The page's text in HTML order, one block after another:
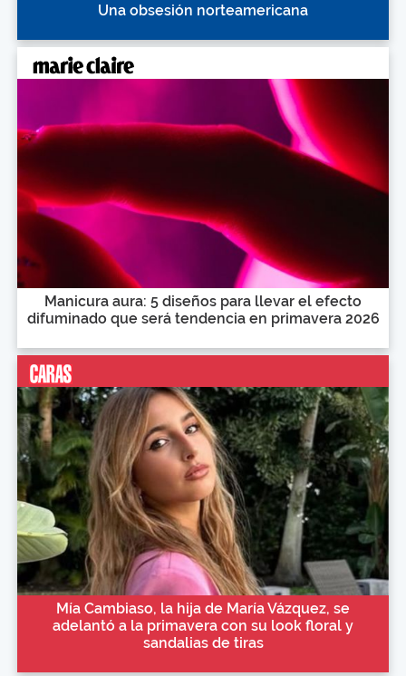
Una obsesión norteamericana
Manicura aura: 5 diseños para llevar el efecto
difuminado que será tendencia en primavera 2026
Mía Cambiaso, la hija de María Vázquez, se
adelantó a la primavera con su look floral y
sandalias de tiras